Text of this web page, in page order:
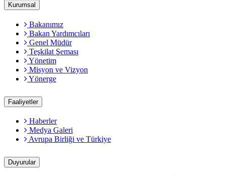
Kurumsal
Bakanımız
Bakan Yardımcıları
Genel Müdür
Teşkilat Şeması
Yönetim
Misyon ve Vizyon
Yönerge
Faaliyetler
Haberler
Medya Galeri
Avrupa Birliği ve Türkiye
Duyurular